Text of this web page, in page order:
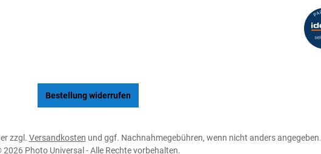
Bestellung widerrufen
zzgl. Versandkosten und ggf. Nachnahmegebühren, wenn nicht anders angegeben.
2026 Photo Universal - Alle Rechte vorbehalten.